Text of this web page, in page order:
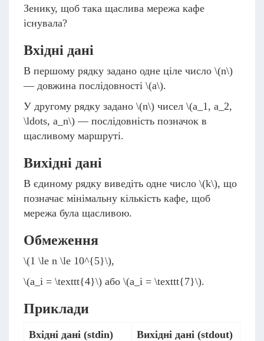
Зенику, щоб така щаслива мережа кафе
існувала?
Вхідні дані
В першому рядку задано одне ціле число \(n\)
— довжина послідовності \(a\).
У другому рядку задано \(n\) чисел \(a_1, a_2,
\ldots, a_n\) — послідовність позначок в
щасливому маршруті.
Вихідні дані
В єдиному рядку виведіть одне число \(k\), що
позначає мінімальну кількість кафе, щоб
мережа була щасливою.
Обмеження
\(1 \le n \le 10^{5}\),
\(a_i = \texttt{4}\) або \(a_i = \texttt{7}\).
Приклади
Вхідні дані (stdin) Вихідні дані (stdout)